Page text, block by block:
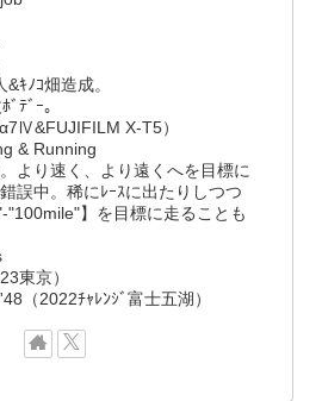
ｷﾉｺ畑造成。
ﾞﾃﾞｰ。
X-T5）
& Running
より速く、より遠くへを目標に
誤中。稀にﾚｰｽに出たりしつつ
"100mile"】を目標に走ることも
東京）
（2022ﾁｬﾚﾝｼﾞ富士五湖）